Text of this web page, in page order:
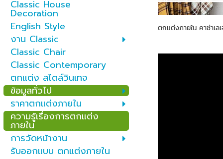
Classic House
Decoration
English Style
งาน Classic
Classic Chair
Classic Contemporary
ตกแต่ง สไตล์วินเทจ
ข้อมูลทั่วไป
ราคาตกแต่งภายใน
ความรู้เรื่องการตกแต่ง
ภายใน
การวัดหน้างาน
รับออกแบบ ตกแต่งภายใน
ตกแต่งภายใน คาซ่าเล